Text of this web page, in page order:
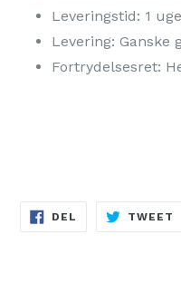
Leveringstid: 1
Levering: Ganske
Fortrydelsesret:
DEL TWEET